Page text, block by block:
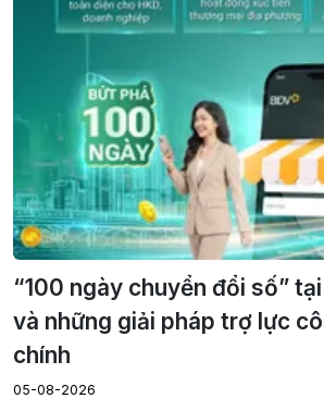
“100 ngày chuyển đổi số”
và những giải pháp trợ lực
chính
05-08-2026